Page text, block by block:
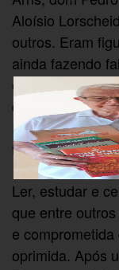
Aloísio
outros. Eram
ainda fazendo
outros pelo país
discernimento e
Igreja de Cristo
tudo, o
Ler, estudar e
que entre
e
oprimida. Após